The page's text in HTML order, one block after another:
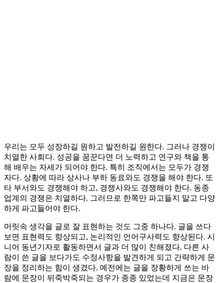
우리는 모두 성장하길 원하고 발전하길 원한다. 그러나 경쟁이
치열한 사회다. 성공을 꿈꾼다면 더 노력하고 연구와 책을 통
해 배우는 자세가 되어야 한다. 특히 조직에서는 모두가 경쟁
자다. 상황에 따라 상사나 부하 동료와도 경쟁을 해야 한다. 또
타 부서와도 경쟁해야 하고, 경쟁사와도 경쟁해야 한다. 동종
업계의 경쟁은 치열하다. 그러므로 한쪽만 파고들지 말고 다양
하게 파고들어야 한다.
머릿속 생각을 글로 잘 표현하는 것도 그중 하나다. 글을 쓰다
보면 표현력도 향상되고, 논리적인 언어구사력도 향상된다. 시
니어 동년기자로 활동하면서 글과 더 많이 친해졌다. 다른 사
람이 쓴 글을 보다가도 수정사항을 발견하게 되고 간략하게 문
장을 정리하는 힘이 생겼다. 예전에는 글을 장황하게 쓰는 바
람에 문장이 뒤죽박죽되는 경우가 종종 있었는데 지금은 문장